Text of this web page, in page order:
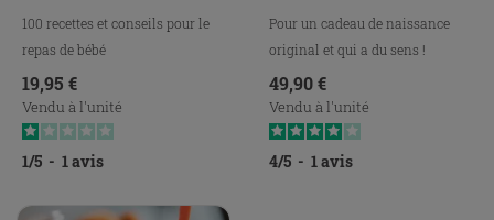
100 recettes et conseils pour le
repas de bébé
Prix
19,95 €
Vendu à l'unité
1/5 - 1avis
Pour un cadeau de naissance
original et qui a du sens !
Prix
49,90 €
Vendu à l'unité
4/5 - 1avis